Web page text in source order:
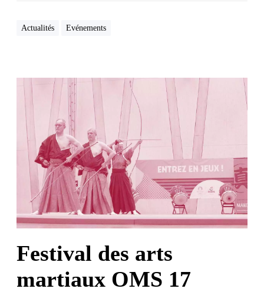
Actualités Evénements
Festival des arts
martiaux OMS 17